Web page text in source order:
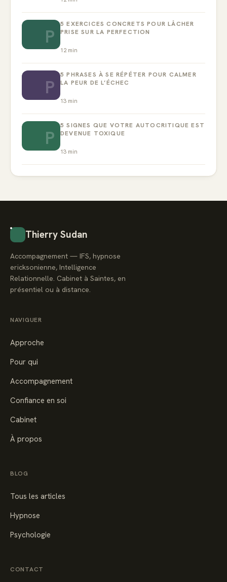
P
5 EXERCICES CONCRETS POUR LÂCHER
PRISE SUR LA PERFECTION
12 min
P
5 PHRASES À SE RÉPÉTER POUR CALMER
LA PEUR DE L’ÉCHEC
13 min
P
5 SIGNES QUE VOTRE AUTOCRITIQUE EST
DEVENUE TOXIQUE
13 min
Thierry Sudan
Accompagnement — IFS, hypnose
ericksonienne, Intelligence
Relationnelle. Cabinet à Saintes, en
présentiel ou à distance.
NAVIGUER
Approche
Pour qui
Accompagnement
Confiance en soi
Cabinet
À propos
BLOG
Tous les articles
Hypnose
Psychologie
CONTACT